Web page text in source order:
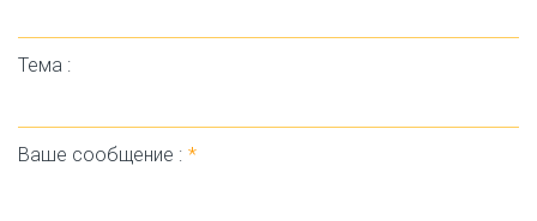
Тема :
Ваше сообщение : *